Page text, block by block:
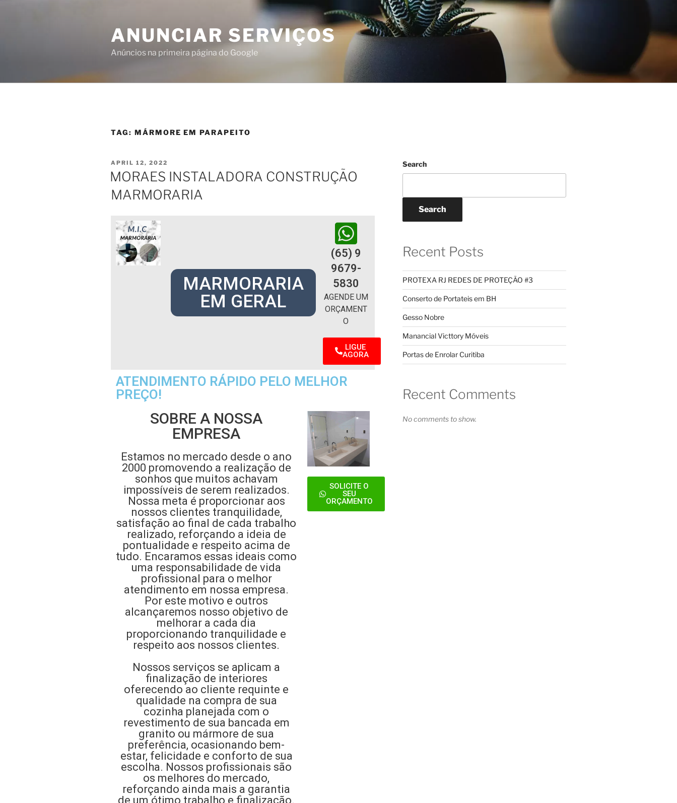
ANUNCIAR SERVIÇOS
Anúncios na primeira página do Google
TAG: MÁRMORE EM PARAPEITO
APRIL 12, 2022
MORAES INSTALADORA CONSTRUÇÃO
MARMORARIA
MARMORARIA
EM GERAL
(65) 9
9679-
5830
AGENDE UM
ORÇAMENT
O
LIGUE
AGORA
ATENDIMENTO RÁPIDO PELO MELHOR
PREÇO!
SOBRE A NOSSA
EMPRESA
Estamos no mercado desde o ano
2000 promovendo a realização de
sonhos que muitos achavam
impossíveis de serem realizados.
Nossa meta é proporcionar aos
nossos clientes tranquilidade,
satisfação ao final de cada trabalho
realizado, reforçando a ideia de
pontualidade e respeito acima de
tudo. Encaramos essas ideais como
uma responsabilidade de vida
profissional para o melhor
atendimento em nossa empresa.
Por este motivo e outros
alcançaremos nosso objetivo de
melhorar a cada dia
proporcionando tranquilidade e
respeito aos nossos clientes.
Nossos serviços se aplicam a
finalização de interiores
oferecendo ao cliente requinte e
qualidade na compra de sua
cozinha planejada com o
revestimento de sua bancada em
granito ou mármore de sua
preferência, ocasionando bem-
estar, felicidade e conforto de sua
escolha. Nossos profissionais são
os melhores do mercado,
reforçando ainda mais a garantia
de um ótimo trabalho e finalização.
SOLICITE O
SEU
ORÇAMENTO
Search
Search
Recent Posts
PROTEXA RJ REDES DE PROTEÇÃO #3
Conserto de Portateis em BH
Gesso Nobre
Manancial Victtory Móveis
Portas de Enrolar Curitiba
Recent Comments
No comments to show.